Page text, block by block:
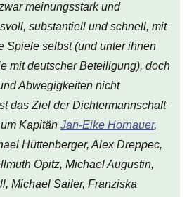
meinungsstark und
substantiell und schnell, mit
Spiele selbst (und unter ihnen
mit deutscher Beteiligung), doch
Abwegigkeiten nicht
das Ziel der Dichtermannschaft
um Kapitän Jan-Eike Hornauer,
Hüttenberger, Alex Dreppec,
Opitz, Michael Augustin,
Michael Sailer, Franziska